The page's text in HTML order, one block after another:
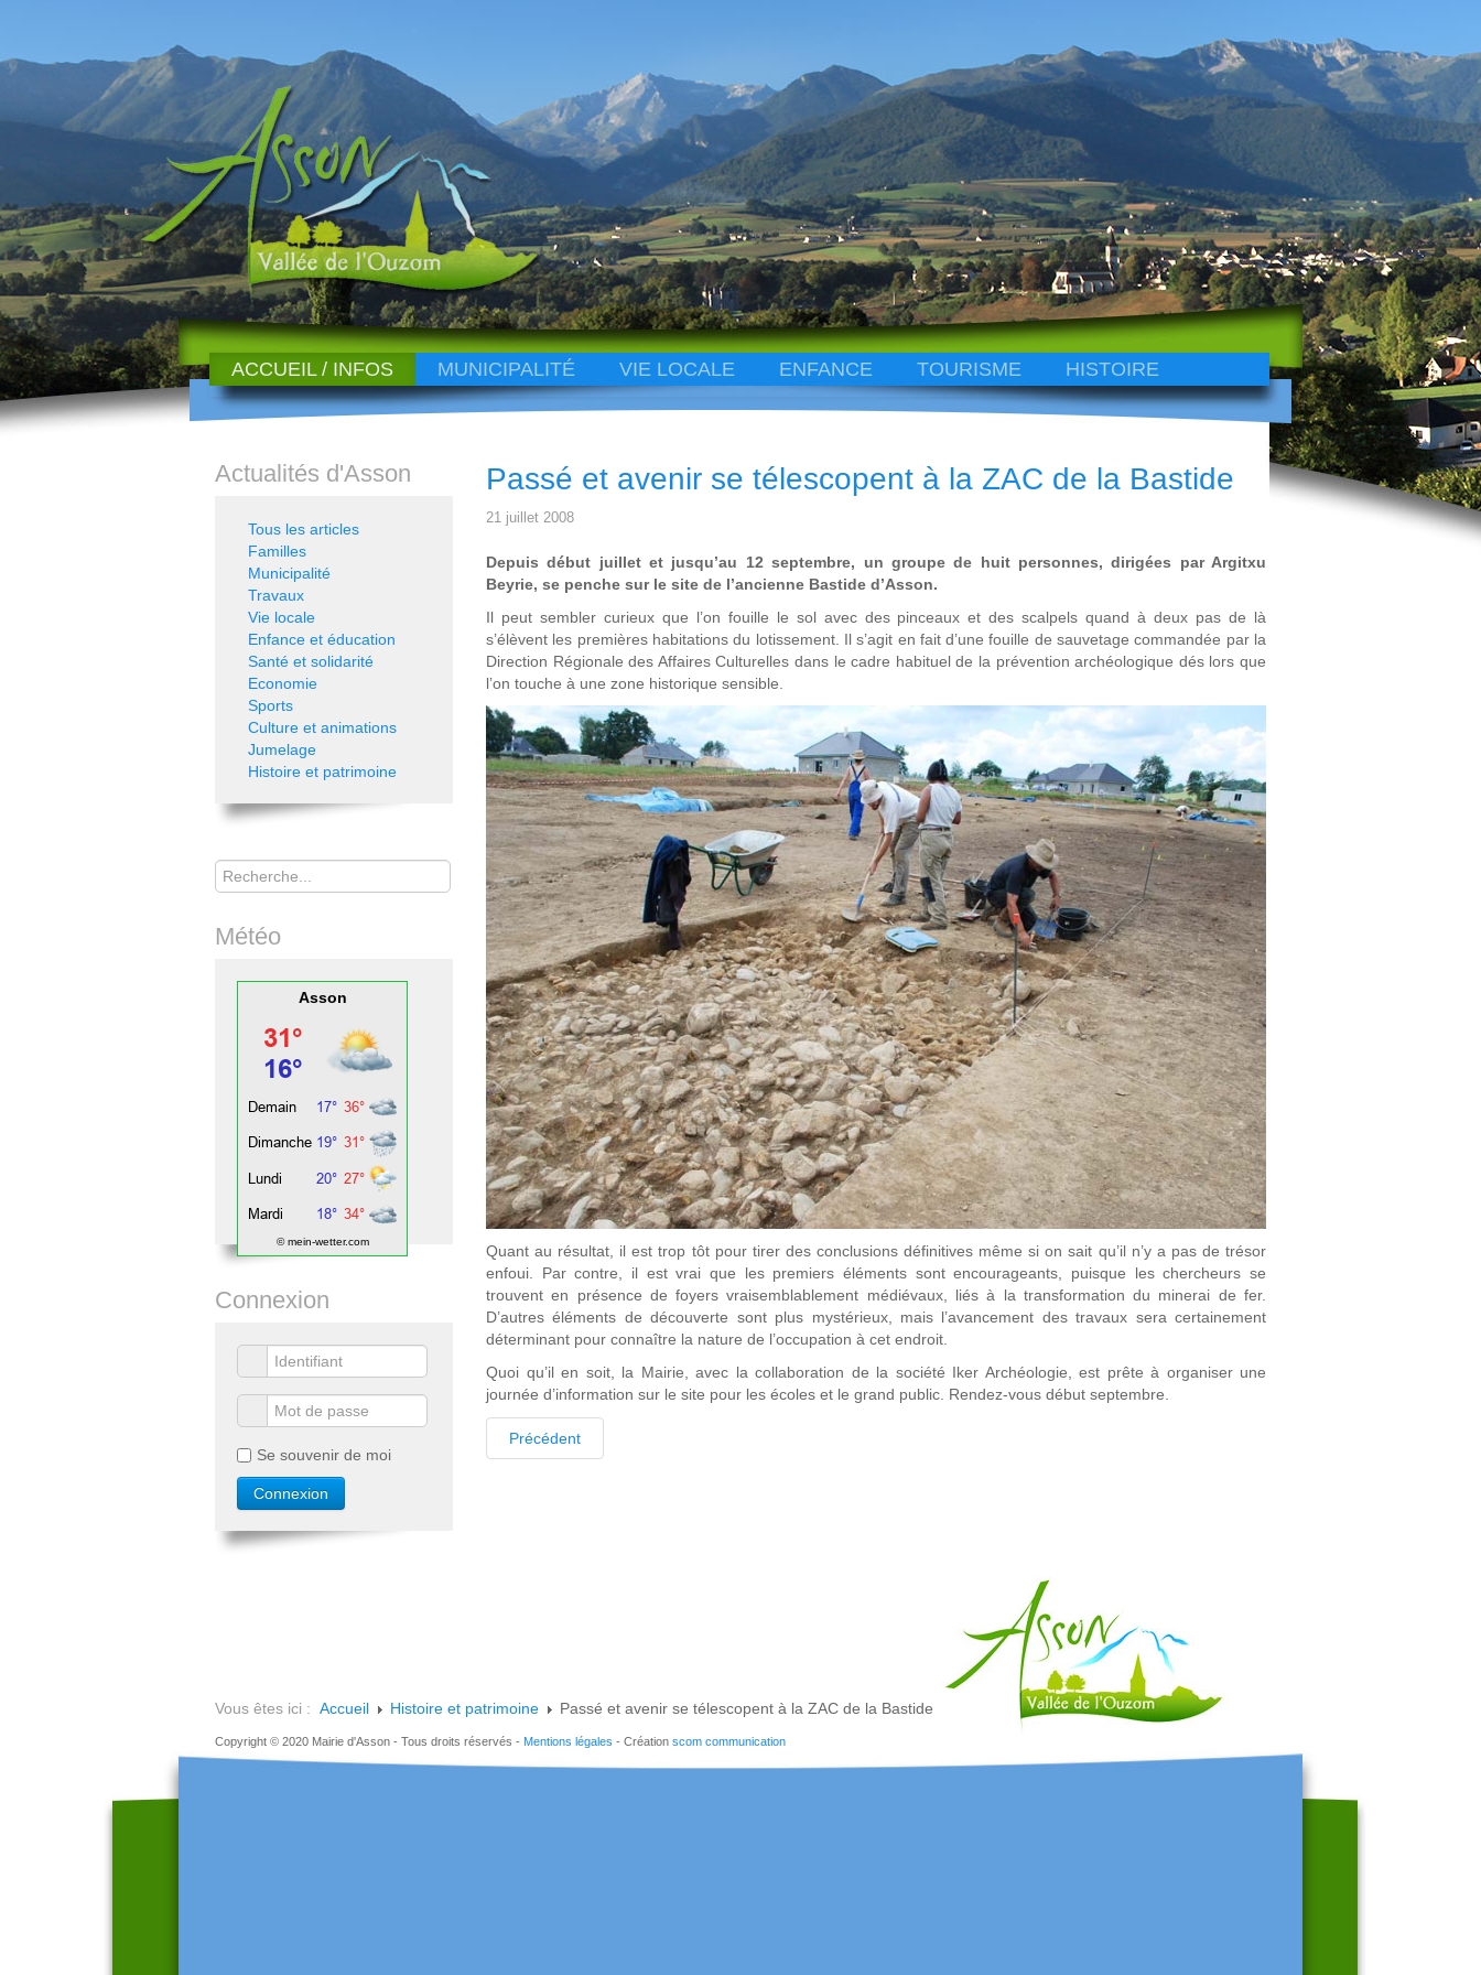
ACCUEIL / INFOS MUNICIPALITÉ VIE LOCALE ENFANCE TOURISME HISTOIRE
Passé et avenir se télescopent à la ZAC de la Bastide
21 juillet 2008
Depuis début juillet et jusqu’au 12 septembre, un groupe de huit personnes, dirigées par Argitxu
Beyrie, se penche sur le site de l’ancienne Bastide d’Asson.
Il peut sembler curieux que l’on fouille le sol avec des pinceaux et des scalpels quand à deux pas de là
s’élèvent les premières habitations du lotissement. Il s’agit en fait d’une fouille de sauvetage commandée par la
Direction Régionale des Affaires Culturelles dans le cadre habituel de la prévention archéologique dés lors que
l’on touche à une zone historique sensible.
Quant au résultat, il est trop tôt pour tirer des conclusions définitives même si on sait qu’il n’y a pas de trésor
enfoui. Par contre, il est vrai que les premiers éléments sont encourageants, puisque les chercheurs se
trouvent en présence de foyers vraisemblablement médiévaux, liés à la transformation du minerai de fer.
D’autres éléments de découverte sont plus mystérieux, mais l’avancement des travaux sera certainement
déterminant pour connaître la nature de l’occupation à cet endroit.
Quoi qu’il en soit, la Mairie, avec la collaboration de la société Iker Archéologie, est prête à organiser une
journée d’information sur le site pour les écoles et le grand public. Rendez-vous début septembre.
Précédent
Actualités d'Asson
Tous les articles
Familles
Municipalité
Travaux
Vie locale
Enfance et éducation
Santé et solidarité
Economie
Sports
Culture et animations
Jumelage
Histoire et patrimoine
Rechercher
Météo
Asson
© mein-wetter.com
Connexion
Se souvenir de moi
Vous êtes ici : Accueil Histoire et patrimoine Passé et avenir se télescopent à la ZAC de la Bastide
Copyright © 2020 Mairie d'Asson - Tous droits réservés - Mentions légales - Création scom communication